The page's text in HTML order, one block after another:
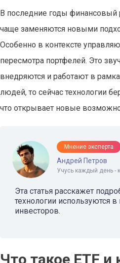
В последние годы
чаще заменяются новыми
Особенно в контексте
пересмотра портфелей. Это
внедряются и работают в
людей, то сейчас технологии
что открывает новые
Мнение эксперта
Андрей Петров
Учусь каждый день -
Эта статья расскажет
технологии используются
инвесторов.
Что такое ETF и